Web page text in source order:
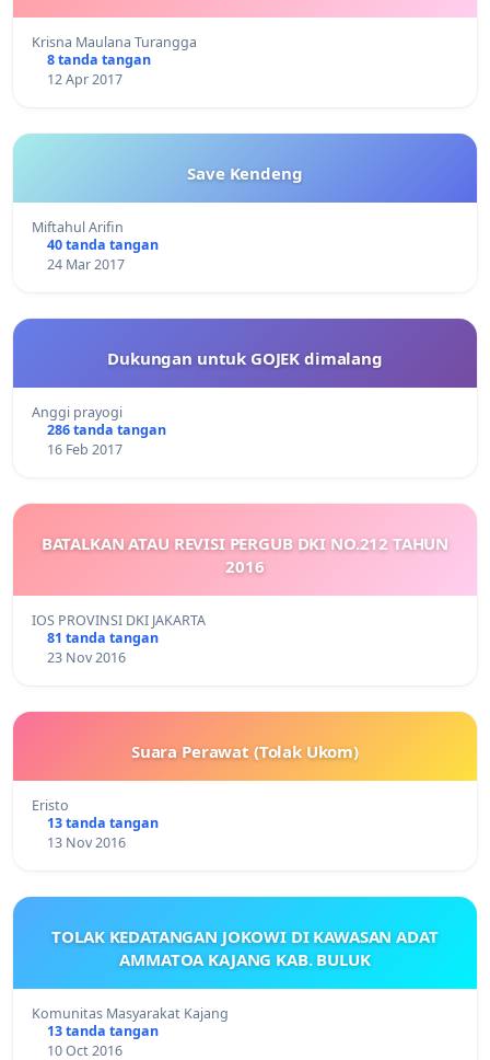
Krisna Maulana Turangga
8 tanda tangan
12 Apr 2017
Save Kendeng
Miftahul Arifin
40 tanda tangan
24 Mar 2017
Dukungan untuk GOJEK dimalang
Anggi prayogi
286 tanda tangan
16 Feb 2017
BATALKAN ATAU REVISI PERGUB DKI NO.212 TAHUN
2016
IOS PROVINSI DKI JAKARTA
81 tanda tangan
23 Nov 2016
Suara Perawat (Tolak Ukom)
Eristo
13 tanda tangan
13 Nov 2016
TOLAK KEDATANGAN JOKOWI DI KAWASAN ADAT
AMMATOA KAJANG KAB. BULUK
Komunitas Masyarakat Kajang
13 tanda tangan
10 Oct 2016